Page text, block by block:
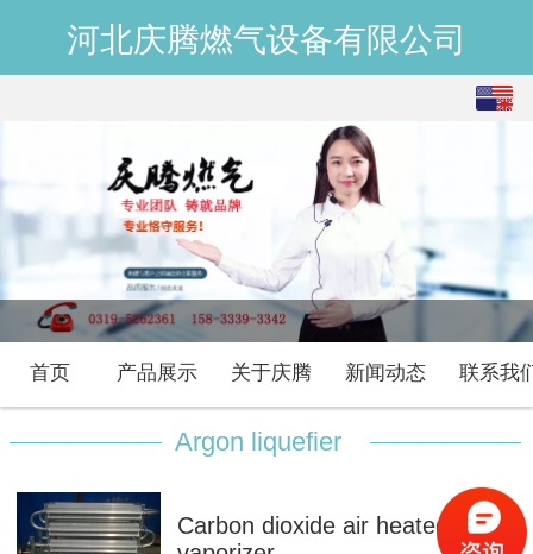
河北庆腾燃气设备有限公司
首页 产品展示 关于庆腾 新闻动态 联系我
Argon liquefier
Carbon dioxide air heated